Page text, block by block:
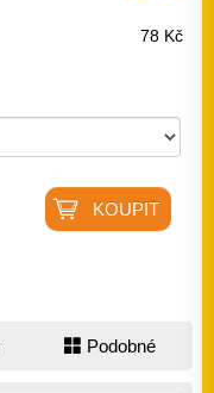
78 Kč
Podobné